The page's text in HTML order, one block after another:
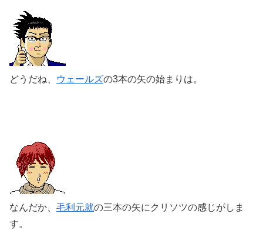
どうだね、 ウェールズの3本の矢の始まりは。
なんだか、 毛利元就の三本の矢にクリソツの感じがしま
す。